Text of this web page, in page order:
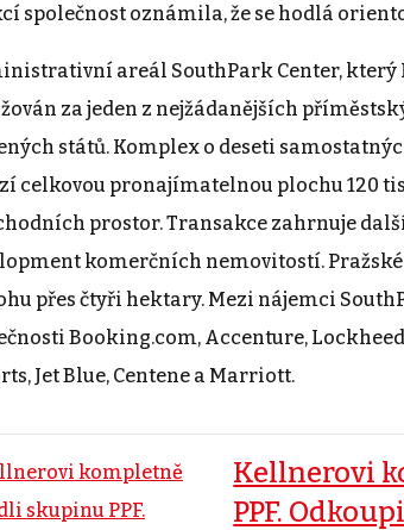
společnost oznámila, že se hodlá
areál SouthPark Center, který
za jeden z nejžádanějších
států. Komplex o deseti
celkovou pronajímatelnou plochu 120
prostor. Transakce zahrnuje
komerčních nemovitostí.
přes čtyři hektary. Mezi nájemci
Booking.com, Accenture,
Jet Blue, Centene a Marriott.
Kellnerovi
PPF.